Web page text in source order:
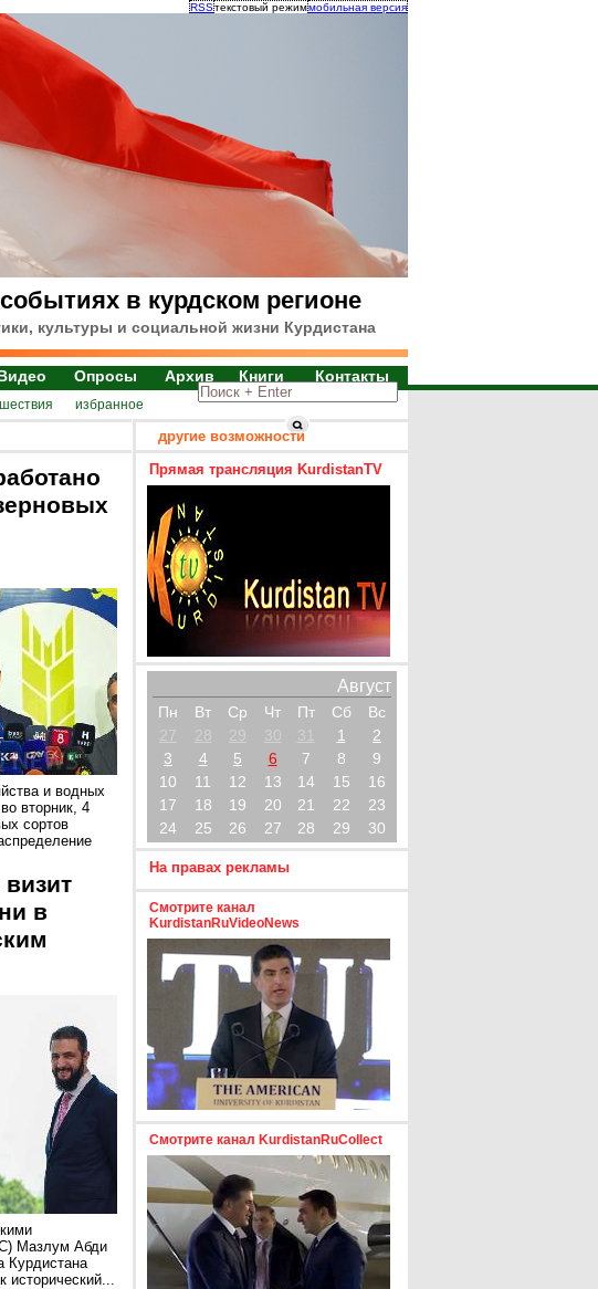
RSSтекстовый режиммобильная версия
в курдском регионе
культуры и социальной жизни Курдистана
Опросы Архив Книги Контакты
избранное
и водных
вторник, 4
сортов
в
Мазлум Абди
Курдистана
исторический...
другие возможности
Прямая трансляция KurdistanTV
Август
Пн Вт Ср Чт Пт Сб
Вс
27
28 29 30 31 1
2
3
4 5 6 7 8
9
10
11 12 13 14 15
16
17
18 19 20 21 22
23
24
25 26 27 28 29 30
На правах рекламы
Смотрите канал
KurdistanRuVideoNews
Смотрите канал KurdistanRuCollect